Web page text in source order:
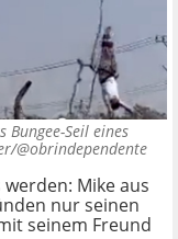
Seil eines
@obrindependente
Mike aus
nur seinen
seinem Freund